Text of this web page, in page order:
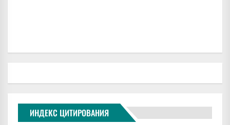
ИНДЕКС ЦИТИРОВАНИЯ